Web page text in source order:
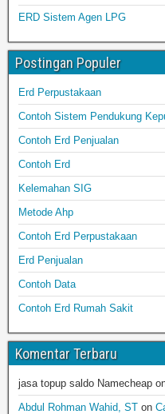
ERD Sistem Agen LPG
Postingan Populer
Erd Perpustakaan
Contoh Sistem Pendukung
Contoh Erd Penjualan
Contoh Erd
Kelemahan SIG
Metode Ahp
Contoh Erd Perpustakaan
Erd Penjualan
Contoh Data
Contoh Erd Rumah Sakit
Komentar Terbaru
jasa topup saldo Namecheap
Abdul Rohman Wahid, ST on